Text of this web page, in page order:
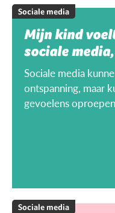
Sociale media
Mijn kind
sociale
Sociale media
ontspanning, maar
gevoelens
Sociale media